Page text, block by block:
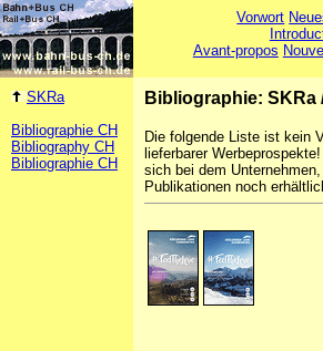
Vorwort
Avant-propos
SKRa
Bibliographie CH
Bibliography CH
Bibliographie CH
Bibliographie: SKRa
Die folgende Liste ist kein
lieferbarer
sich bei dem
Publikationen noch